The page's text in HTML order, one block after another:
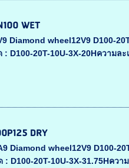
WET
wheel12V9 D100-
D100-20T-10U-3X-20Hความละ
DRY
wheel12V9 D100-
D100-20T-10U-3X-31.75Hความ